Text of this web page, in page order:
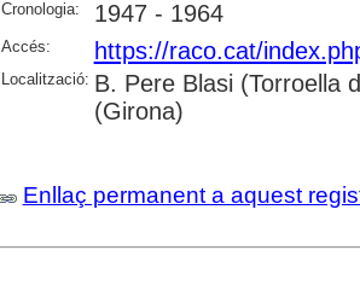
Cronologia: 1947 - 1964
Accés: https://raco.cat/
Localització: B. Pere Blasi (Torroella
(Girona)
Enllaç permanent a aquest